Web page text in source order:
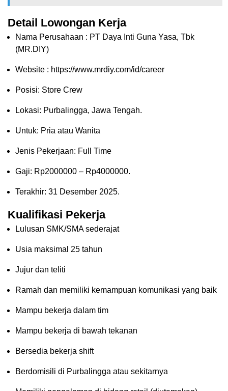
Detail Lowongan Kerja
Nama Perusahaan : PT Daya Inti Guna Yasa, Tbk
(MR.DIY)
Website : https://www.mrdiy.com/id/career
Posisi: Store Crew
Lokasi: Purbalingga, Jawa Tengah.
Untuk: Pria atau Wanita
Jenis Pekerjaan: Full Time
Gaji: Rp2000000 – Rp4000000.
Terakhir: 31 Desember 2025.
Kualifikasi Pekerja
Lulusan SMK/SMA sederajat
Usia maksimal 25 tahun
Jujur dan teliti
Ramah dan memiliki kemampuan komunikasi yang baik
Mampu bekerja dalam tim
Mampu bekerja di bawah tekanan
Bersedia bekerja shift
Berdomisili di Purbalingga atau sekitarnya